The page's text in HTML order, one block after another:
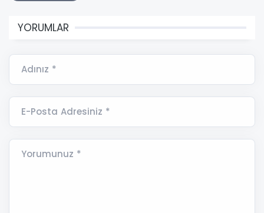
YORUMLAR
Adınız *
E-Posta Adresiniz *
Yorumunuz *